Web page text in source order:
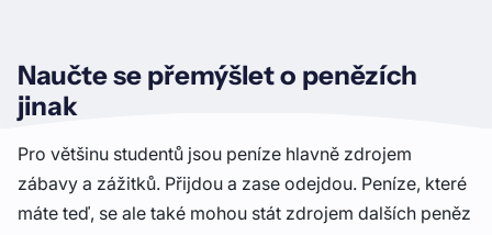
Naučte se přemýšlet o penězích
jinak
Pro většinu studentů jsou peníze hlavně zdrojem
zábavy a zážitků. Přijdou a zase odejdou. Peníze, které
máte teď, se ale také mohou stát zdrojem dalších peněz